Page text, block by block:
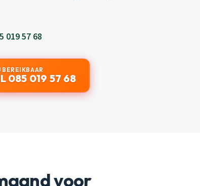
019 57 68
BEREIKBAAR
085 019 57 68
voor